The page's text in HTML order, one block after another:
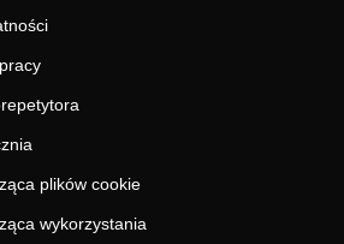
plików cookie
wykorzystania